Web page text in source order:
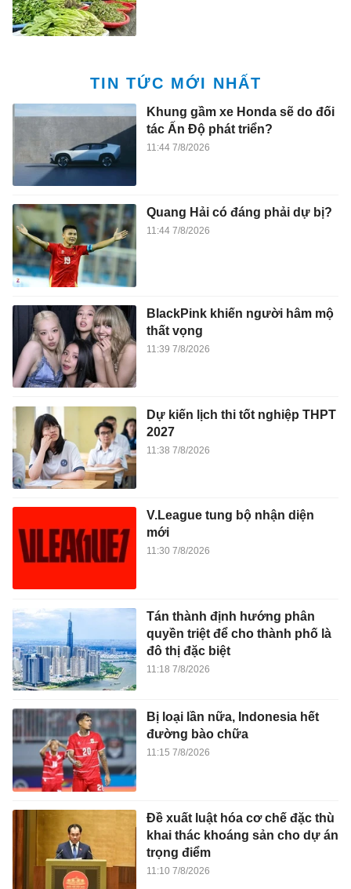
TIN TỨC MỚI NHẤT
Khung gầm xe Honda sẽ do đối
tác Ấn Độ phát triển?
11:44 7/8/2026
Quang Hải có đáng phải dự bị?
11:44 7/8/2026
BlackPink khiến người hâm mộ
thất vọng
11:39 7/8/2026
Dự kiến lịch thi tốt nghiệp THPT
2027
11:38 7/8/2026
V.League tung bộ nhận diện
mới
11:30 7/8/2026
Tán thành định hướng phân
quyền triệt để cho thành phố là
đô thị đặc biệt
11:18 7/8/2026
Bị loại lần nữa, Indonesia hết
đường bào chữa
11:15 7/8/2026
Đề xuất luật hóa cơ chế đặc thù
khai thác khoáng sản cho dự án
trọng điểm
11:10 7/8/2026